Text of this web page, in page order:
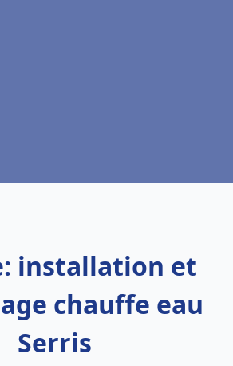
installation et
chauffe eau
Serris